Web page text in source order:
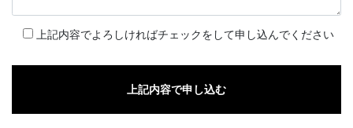
上記内容でよろしければチェックをして申し込んでください